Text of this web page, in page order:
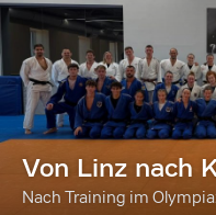
Von Linz nach
Nach Training im